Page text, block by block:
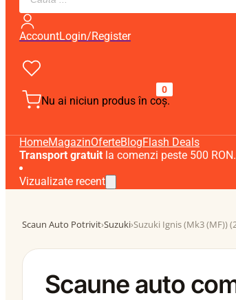
AccountLogin/Register
0
Nu ai niciun produs în coș.
HomeMagazinOferteBlogFlash Deals
Transport gratuit la comenzi peste 500 RON.
Vizualizate recent
Scaun Auto Potrivit›Suzuki›Suzuki Ignis (Mk3 (MF))
Scaune auto